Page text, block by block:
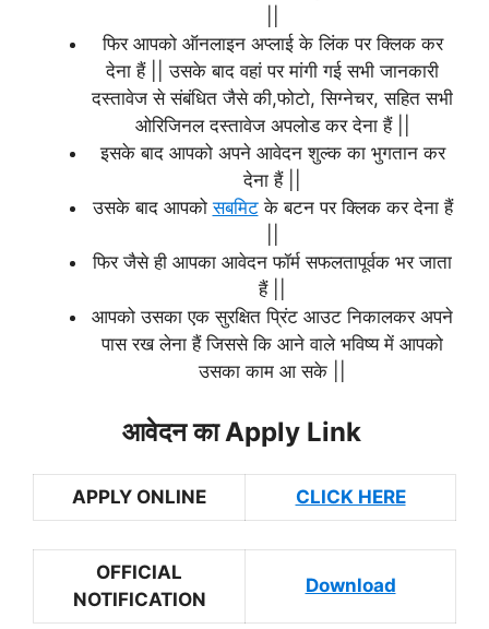
फिर आपको ऑनलाइन अप्लाई के लिंक पर क्लिक कर
देना हैं || उसके बाद वहां पर मांगी गई सभी जानकारी
दस्तावेज से संबंधित जैसे की,फोटो, सिग्नेचर, सहित सभी
ओरिजिनल दस्तावेज अपलोड कर देना हैं ||
इसके बाद आपको अपने आवेदन शुल्क का भुगतान कर
देना हैं ||
उसके बाद आपकोसबमिटके बटन पर क्लिक कर देना हैं
फिर जैसे ही आपका आवेदन फॉर्म सफलतापूर्वक भर जाता
हैं ||
आपको उसका एक सुरक्षित प्रिंट आउट निकालकर अपने
पास रख लेना हैं जिससे कि आने वाले भविष्य में आपको
उसका काम आ सके ||
आवेदन का Apply Link
APPLY ONLINE CLICK HERE
OFFICIAL
NOTIFICATION
Download